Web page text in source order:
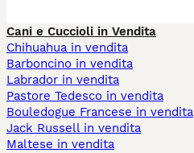
Cani e Cuccioli in Vendita
Chihuahua in vendita
Barboncino in vendita
Labrador in vendita
Pastore Tedesco in vendita
Bouledogue Francese in vendita
Jack Russell in vendita
Maltese in vendita